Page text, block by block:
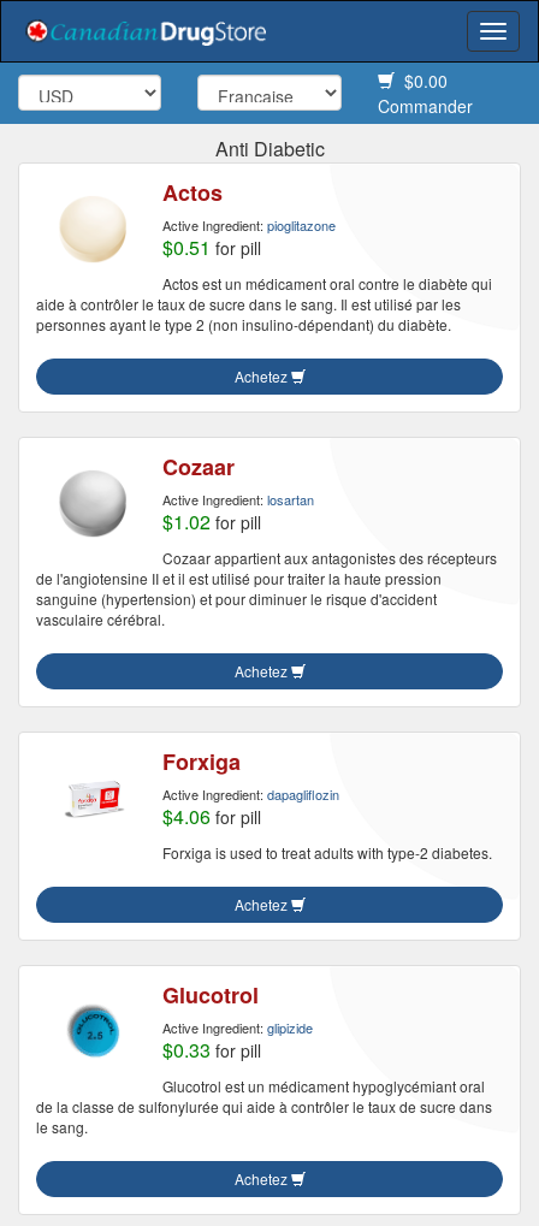
$0.00
Commander
Anti Diabetic
Actos
Active Ingredient: pioglitazone
$0.51 for pill
Actos est un médicament oral contre le diabète qui
aide à contrôler le taux de sucre dans le sang. Il est utilisé par les
personnes ayant le type 2 (non insulino-dépendant) du diabète.
Achetez
Cozaar
Active Ingredient: losartan
$1.02 for pill
Cozaar appartient aux antagonistes des récepteurs
de l'angiotensine II et il est utilisé pour traiter la haute pression
sanguine (hypertension) et pour diminuer le risque d'accident
vasculaire cérébral.
Achetez
Forxiga
Active Ingredient: dapagliflozin
$4.06 for pill
Forxiga is used to treat adults with type-2 diabetes.
Achetez
Glucotrol
Active Ingredient: glipizide
$0.33 for pill
Glucotrol est un médicament hypoglycémiant oral
de la classe de sulfonylurée qui aide à contrôler le taux de sucre dans
le sang.
Achetez